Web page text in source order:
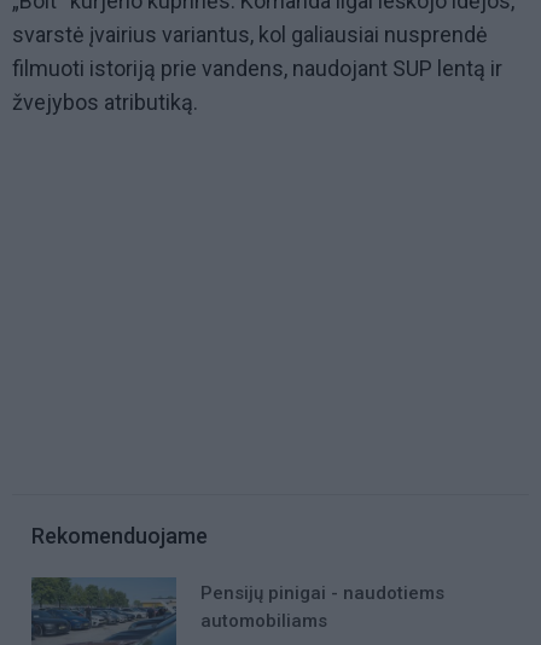
svarstė įvairius variantus, kol galiausiai nusprendė
filmuoti istoriją prie vandens, naudojant SUP lentą ir
žvejybos atributiką.
Rekomenduojame
Pensijų pinigai - naudotiems
automobiliams